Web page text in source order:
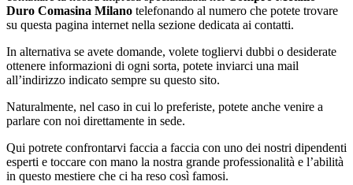
Duro Comasina Milano telefonando al numero che potete trovare
su questa pagina internet nella sezione dedicata ai contatti.
In alternativa se avete domande, volete togliervi dubbi o desiderate
ottenere informazioni di ogni sorta, potete inviarci una mail
all’indirizzo indicato sempre su questo sito.
Naturalmente, nel caso in cui lo preferiste, potete anche venire a
parlare con noi direttamente in sede.
Qui potrete confrontarvi faccia a faccia con uno dei nostri dipendenti
esperti e toccare con mano la nostra grande professionalità e l’abilità
in questo mestiere che ci ha reso così famosi.